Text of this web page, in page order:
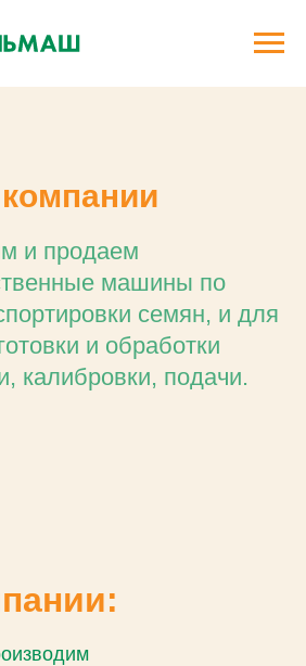
и продаем
машины по
семян, и для
и обработки
калибровки, подачи.